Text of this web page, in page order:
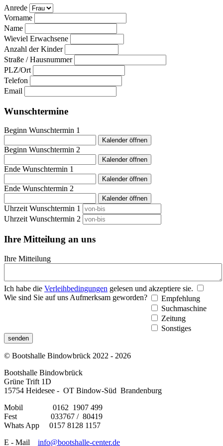
Anrede
Vorname
Name
Wieviel Erwachsene
Anzahl der Kinder
Straße / Hausnummer
PLZ/Ort
Telefon
Email
Wunschtermine
Beginn Wunschtermin 1
Kalender öffnen
Beginn Wunschtermin 2
Kalender öffnen
Ende Wunschtermin 1
Kalender öffnen
Ende Wunschtermin 2
Kalender öffnen
Uhrzeit Wunschtermin 1
Uhrzeit Wunschtermin 2
Ihre Mitteilung an uns
Ihre Mitteilung
Ich habe die Verleihbedingungen gelesen und akzeptiere sie.
Wie sind Sie auf uns Aufmerksam geworden?
Empfehlung
Suchmaschine
Zeitung
Sonstiges
senden
© Bootshalle Bindowbrück 2022 - 2026
Bootshalle Bindowbrück
Grüne Trift 1D
15754 Heidesee - OT Bindow-Süd Brandenburg
Mobil 0162 1907 499
Fest 033767 / 80419
Whats App 0157 8128 1157
E - Mail info@bootshalle-center.de